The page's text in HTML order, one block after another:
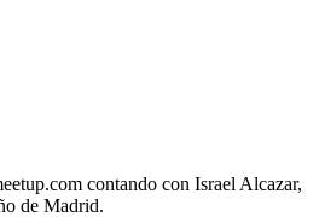
contando con Israel Alcazar,
de Madrid.